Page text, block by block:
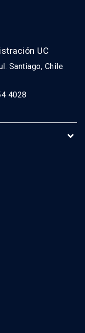
UC
Santiago, Chile
4028